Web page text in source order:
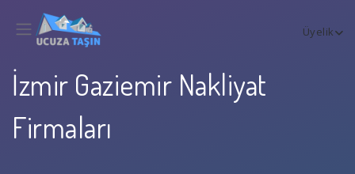
Üyelik
İzmir Gaziemir Nakliyat
Firmaları